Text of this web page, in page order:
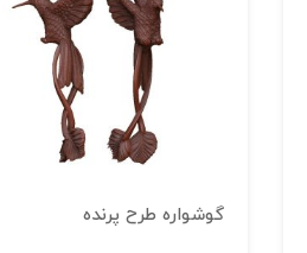
گوشواره طرح پرنده